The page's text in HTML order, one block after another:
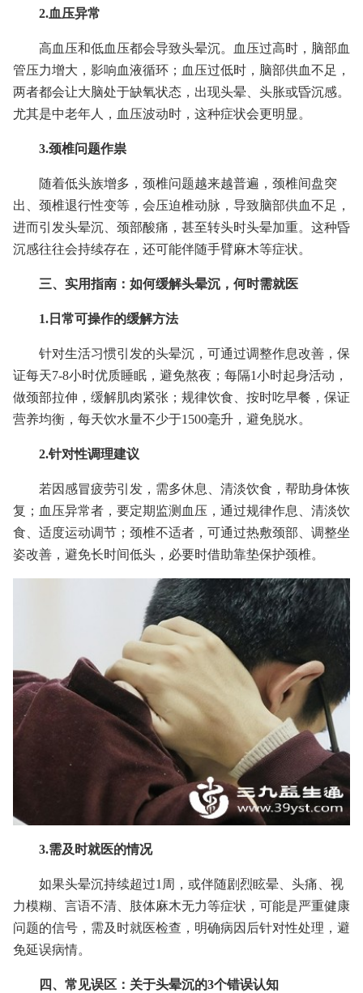
2.血压异常
高血压和低血压都会导致头晕沉。血压过高时，脑部血
管压力增大，影响血液循环；血压过低时，脑部供血不足，
两者都会让大脑处于缺氧状态，出现头晕、头胀或昏沉感。
尤其是中老年人，血压波动时，这种症状会更明显。
3.颈椎问题作祟
随着低头族增多，颈椎问题越来越普遍，颈椎间盘突
出、颈椎退行性变等，会压迫椎动脉，导致脑部供血不足，
进而引发头晕沉、颈部酸痛，甚至转头时头晕加重。这种昏
沉感往往会持续存在，还可能伴随手臂麻木等症状。
三、实用指南：如何缓解头晕沉，何时需就医
1.日常可操作的缓解方法
针对生活习惯引发的头晕沉，可通过调整作息改善，保
证每天7-8小时优质睡眠，避免熬夜；每隔1小时起身活动，
做颈部拉伸，缓解肌肉紧张；规律饮食、按时吃早餐，保证
营养均衡，每天饮水量不少于1500毫升，避免脱水。
2.针对性调理建议
若因感冒疲劳引发，需多休息、清淡饮食，帮助身体恢
复；血压异常者，要定期监测血压，通过规律作息、清淡饮
食、适度运动调节；颈椎不适者，可通过热敷颈部、调整坐
姿改善，避免长时间低头，必要时借助靠垫保护颈椎。
3.需及时就医的情况
如果头晕沉持续超过1周，或伴随剧烈眩晕、头痛、视
力模糊、言语不清、肢体麻木无力等症状，可能是严重健康
问题的信号，需及时就医检查，明确病因后针对性处理，避
免延误病情。
四、常见误区：关于头晕沉的3个错误认知